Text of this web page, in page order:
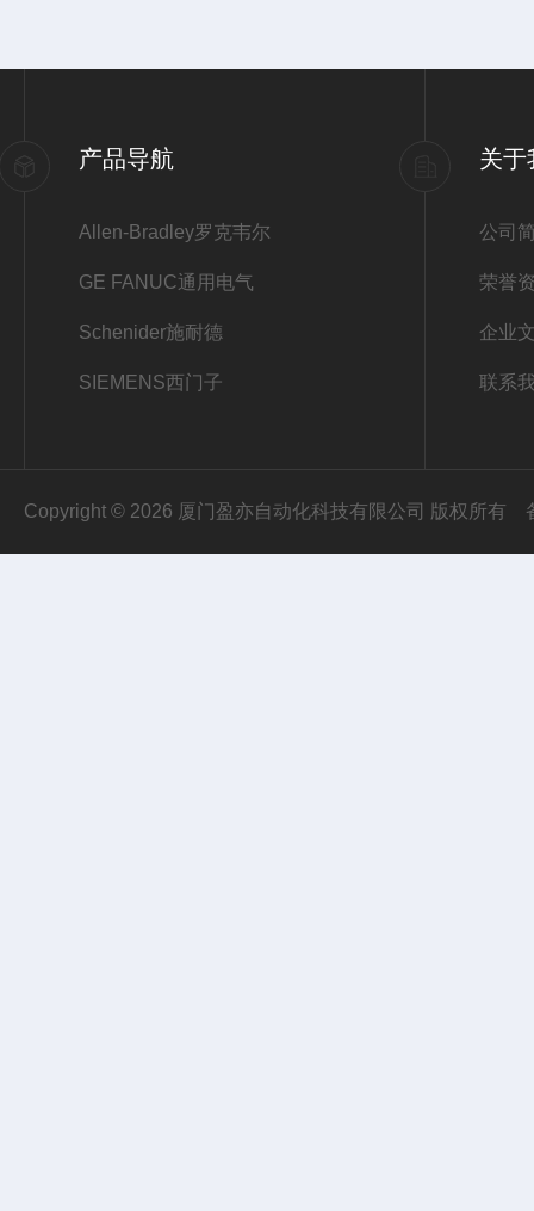
产品导航
Allen-Bradley罗克韦尔
GE FANUC通用电气
Schenider施耐德
SIEMENS西门子
关于
公司
荣誉
企业
联系
Copyright © 2026 厦门盈亦自动化科技有限公司 版权所有